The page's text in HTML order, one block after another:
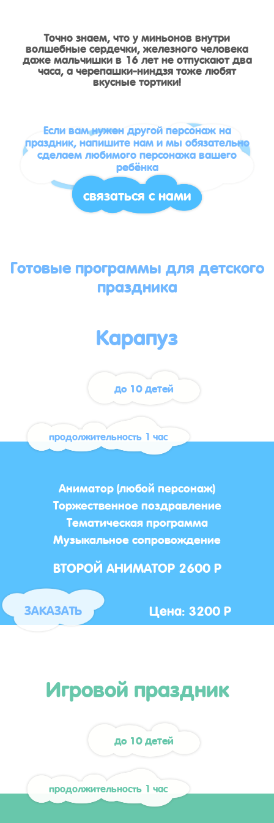
Точно знаем, что у миньонов внутри
волшебные сердечки, железного человека
даже мальчишки в 16 лет не отпускают два
часа, а черепашки-ниндзя тоже любят
вкусные тортики!
Если вам нужен другой персонаж на
праздник, напишите нам и мы обязательно
сделаем любимого персонажа вашего
ребёнка
связаться с нами
Готовые программы для детского
праздника
Карапуз
до 10 детей
продолжительность 1 час
Аниматор (любой персонаж)
Торжественное поздравление
Тематическая программа
Музыкальное сопровождение
ВТОРОЙ АНИМАТОР 2600 Р
ЗАКАЗАТЬ Цена: 3200 Р
Игровой праздник
до 10 детей
продолжительность 1 час